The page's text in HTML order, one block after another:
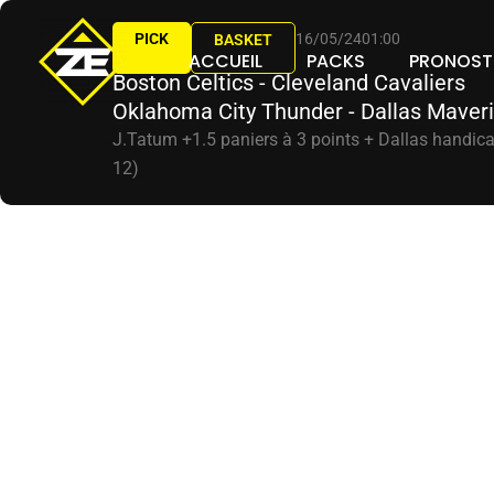
Aller
contenu
ACCUEIL PACKS
PICK BASKET 16/05/2401:00
Boston Celtics - Cleveland Cavaliers
Oklahoma City Thunder - Dallas
J.Tatum +1.5 paniers à 3 points + Dallas
12)